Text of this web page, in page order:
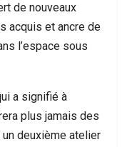
de nouveaux
acquis et ancre de
l’espace sous
a signifié à
plus jamais des
un deuxième atelier